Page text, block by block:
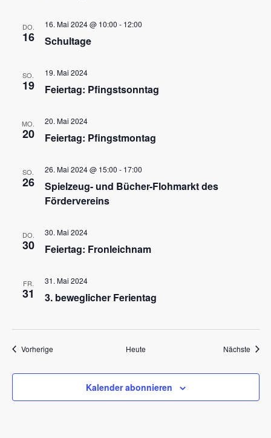
DO.
16
16. Mai 2024 @ 10:00 - 12:00
Schultage
SO.
19
19. Mai 2024
Feiertag: Pfingstsonntag
MO.
20
20. Mai 2024
Feiertag: Pfingstmontag
SO.
26
26. Mai 2024 @ 15:00 - 17:00
Spielzeug- und Bücher-Flohmarkt des
Fördervereins
DO.
30
30. Mai 2024
Feiertag: Fronleichnam
FR.
31
31. Mai 2024
3. beweglicher Ferientag
VorherigeVeranstaltungen Heute Nächste
Kalender abonnieren
Über die Schule
Ganztag – Betreuung
Elternbeirat
Kontakt